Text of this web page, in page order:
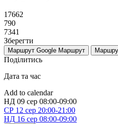
17662
790
7341
Зберегти
Маршрут Google Маршрут
Поділитись
Дата та час
Add to calendar
НД 09 сер 08:00-09:00
СР 12 сер 20:00-21:00
НД 16 сер 08:00-09:00